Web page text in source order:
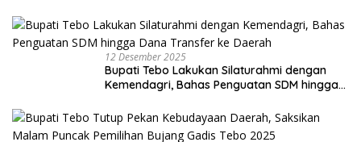
12 Desember 2025
Bupati Tebo Lakukan Silaturahmi dengan
Kemendagri, Bahas Penguatan SDM hingga